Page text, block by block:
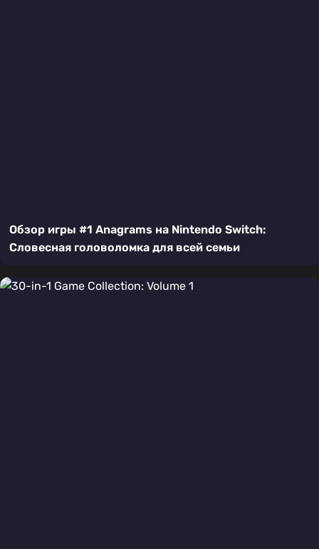
Обзор игры #1 Anagrams на Nintendo Switch:
Словесная головоломка для всей семьи